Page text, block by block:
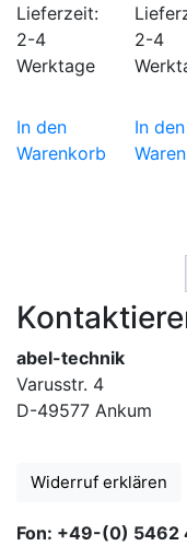
Lieferzeit:
2-4
Werktage
In den
Warenkorb
2-4
In den
abel-technik
Varusstr. 4
D-49577 Ankum
Widerruf erklären
Fon: +49-(0) 5462